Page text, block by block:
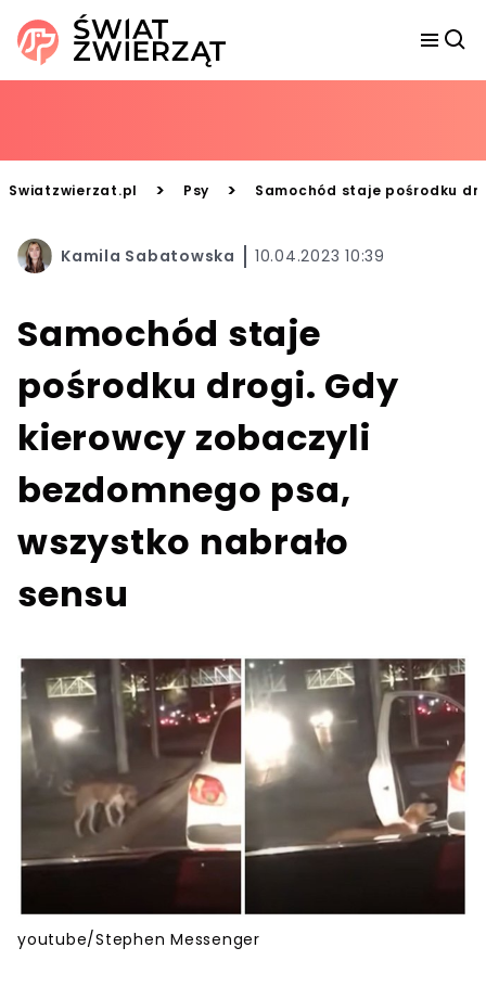
Swiatzwierzat.pl > Psy > Samochód staje pośrodku
Kamila Sabatowska 10.04.2023 10:39
Samochód staje
pośrodku drogi. Gdy
kierowcy zobaczyli
bezdomnego psa,
wszystko nabrało
sensu
youtube/Stephen Messenger